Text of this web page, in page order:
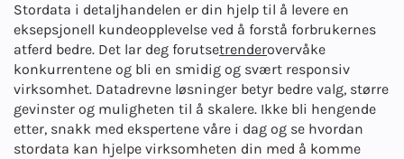
Stordata i detaljhandelen er din hjelp til å levere en
eksepsjonell kundeopplevelse ved å forstå forbrukernes
atferd bedre. Det lar deg forutsetrenderovervåke
konkurrentene og bli en smidig og svært responsiv
virksomhet. Datadrevne løsninger betyr bedre valg, større
gevinster og muligheten til å skalere. Ikke bli hengende
etter, snakk med ekspertene våre i dag og se hvordan
stordata kan hjelpe virksomheten din med å komme